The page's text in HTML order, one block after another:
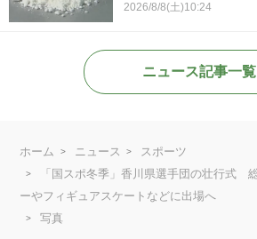
2026/8/8(土)10:24
ニュース記事一覧
ホーム ニュース
スポーツ
「国スポ冬季」香川県選手団の壮行式
ーやフィギュアスケートなどに出場へ
写真